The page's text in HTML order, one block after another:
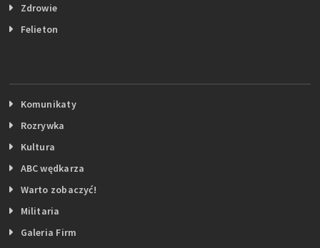
Zdrowie
Felieton
Komunikaty
Rozrywka
Kultura
ABC wędkarza
Warto zobaczyć!
Militaria
Galeria Firm